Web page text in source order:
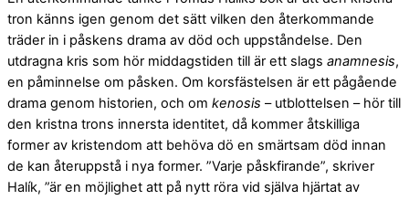
tron känns igen genom det sätt vilken den återkommande
träder in i påskens drama av död och uppståndelse. Den
utdragna kris som hör middagstiden till är ett slags anamnesis,
en påminnelse om påsken. Om korsfästelsen är ett pågående
drama genom historien, och om kenosis – utblottelsen – hör till
den kristna trons innersta identitet, då kommer åtskilliga
former av kristendom att behöva dö en smärtsam död innan
de kan återuppstå i nya former. ”Varje påskfirande”, skriver
Halík, ”är en möjlighet att på nytt röra vid själva hjärtat av